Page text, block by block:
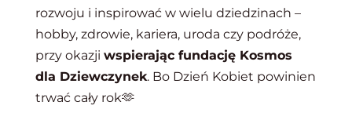
rozwoju i inspirować w wielu dziedzinach –
hobby, zdrowie, kariera, uroda czy podróże,
przy okazjiwspierając fundację Kosmos
dla Dziewczynek. Bo Dzień Kobiet powinien
trwać cały rok🫶